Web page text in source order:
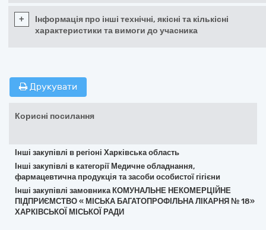
+
Інформація про інші технічні, якісні та кількісні
характеристики та вимоги до учасника
Друкувати
Корисні посилання
Інші закупівлі в регіоні Харківська область
Інші закупівлі в категорії Медичне обладнання,
фармацевтична продукція та засоби особистої гігієни
Інші закупівлі замовника КОМУНАЛЬНЕ НЕКОМЕРЦІЙНЕ
ПІДПРИЄМСТВО « МІСЬКА БАГАТОПРОФІЛЬНА ЛІКАРНЯ № 18»
ХАРКІВСЬКОЇ МІСЬКОЇ РАДИ